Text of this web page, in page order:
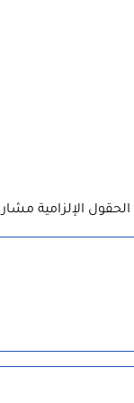
الحقول الإلزامية مشار